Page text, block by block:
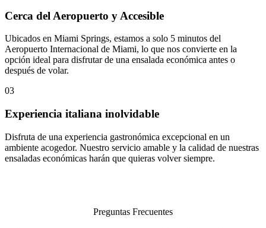
Cerca del Aeropuerto y Accesible
Ubicados en Miami Springs, estamos a solo 5 minutos del
Aeropuerto Internacional de Miami, lo que nos convierte en la
opción ideal para disfrutar de una ensalada económica antes o
después de volar.
03
Experiencia italiana inolvidable
Disfruta de una experiencia gastronómica excepcional en un
ambiente acogedor. Nuestro servicio amable y la calidad de nuestras
ensaladas económicas harán que quieras volver siempre.
Preguntas Frecuentes